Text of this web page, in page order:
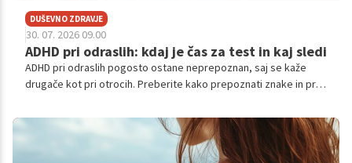
DUŠEVNO ZDRAVJE
30. 07. 2026 09.00
ADHD pri odraslih: kdaj je čas za test in kaj sledi
ADHD pri odraslih pogosto ostane neprepoznan, saj se kaže
drugače kot pri otrocih. Preberite kako prepoznati znake in priti